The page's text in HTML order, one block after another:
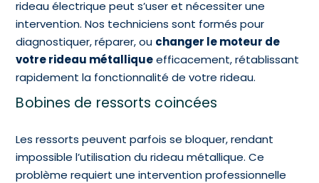
rideau électrique peut s’user et nécessiter une
intervention. Nos techniciens sont formés pour
diagnostiquer, réparer, ou changer le moteur de
votre rideau métalliqueefficacement, rétablissant
rapidement la fonctionnalité de votre rideau.
Bobines de ressorts coincées
Les ressorts peuvent parfois se bloquer, rendant
impossible l’utilisation du rideau métallique. Ce
problème requiert une intervention professionnelle